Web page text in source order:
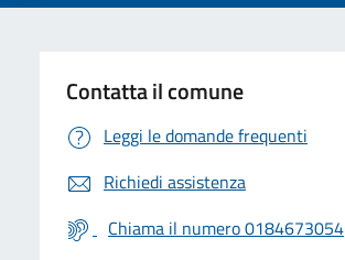
Contatta il comune
Leggi le domande frequenti
Richiedi assistenza
Chiama il numero 0184673054